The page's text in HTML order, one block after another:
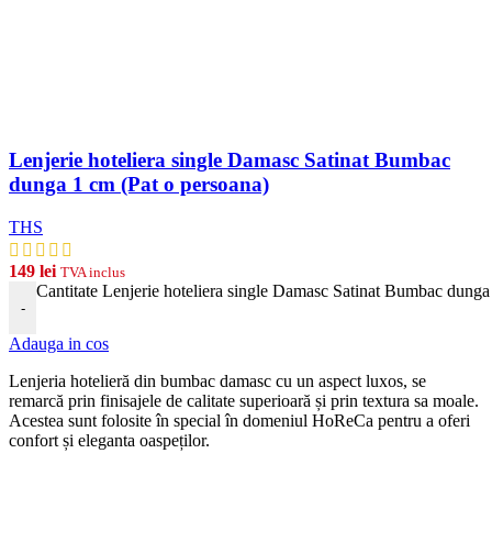
Lenjerie hoteliera single Damasc Satinat Bumbac
dunga 1 cm (Pat o persoana)
THS
149 lei TVA inclus
-
Cantitate Lenjerie hoteliera single Damasc Satinat Bumbac
Adauga in cos
Lenjeria hotelieră din bumbac damasc cu un aspect luxos, se
remarcă prin finisajele de calitate superioară și prin textura sa moale.
Acestea sunt folosite în special în domeniul HoReCa pentru a oferi
confort și eleganta oaspeților.